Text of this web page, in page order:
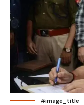
#image_title